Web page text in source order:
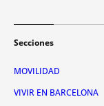
Secciones
MOVILIDAD
VIVIR EN BARCELONA